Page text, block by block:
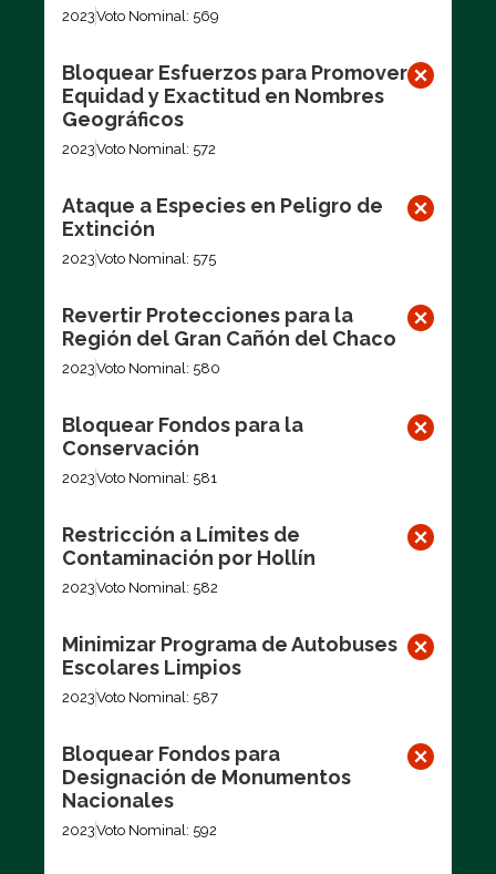
2023Voto Nominal: 569
Bloquear Esfuerzos para Promover
Equidad y Exactitud en Nombres
Geográficos
2023Voto Nominal: 572
Ataque a Especies en Peligro de
Extinción
2023Voto Nominal: 575
Revertir Protecciones para la
Región del Gran Cañón del Chaco
2023Voto Nominal: 580
Bloquear Fondos para la
Conservación
2023Voto Nominal: 581
Restricción a Límites de
Contaminación por Hollín
2023Voto Nominal: 582
Minimizar Programa de Autobuses
Escolares Limpios
2023Voto Nominal: 587
Bloquear Fondos para
Designación de Monumentos
Nacionales
2023Voto Nominal: 592